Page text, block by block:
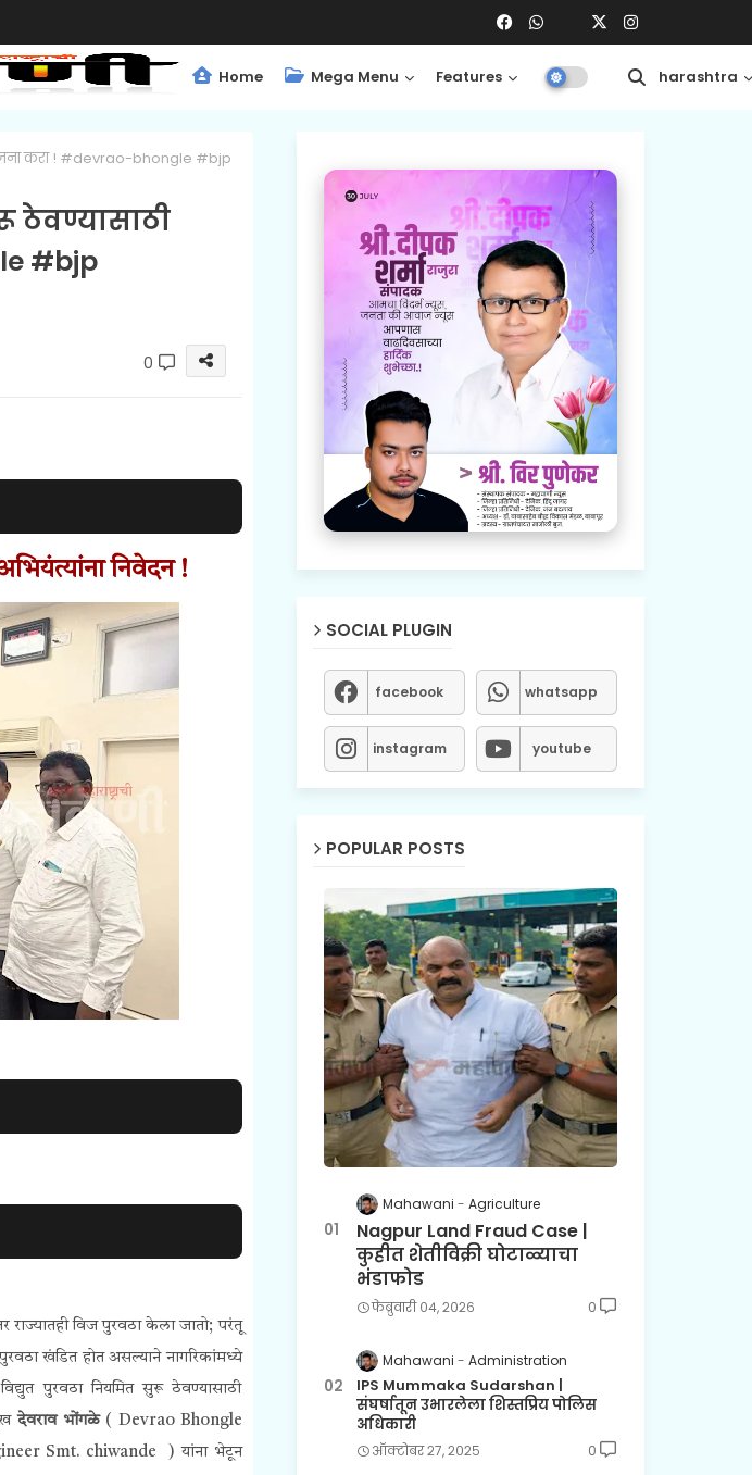
Home Mega Menu Features Central Maharashtra
करा ! #devrao-bhongle #bjp
ठेवण्यासाठी
#bjp
0
निवेदन !
राज्यातही विज पुरवठा केला जातो; परंतू
पुरवठा खंडित होत असल्याने नागरिकांमध्ये
पुरवठा नियमित सुरू ठेवण्यासाठी
देवराव भोंगळे( Devrao Bhongle
Smt. chiwande )यांना भेटून
SOCIAL PLUGIN
facebook whatsapp
instagram youtube
POPULAR POSTS
Mahawani Agriculture
Nagpur Land Fraud Case |
कुहीत शेतीविक्री घोटाळ्याचा
भंडाफोड
फेब्रुवारी ०४, २०२६ 0
Mahawani Administration
IPS Mummaka Sudarshan |
संघर्षातून उभारलेला शिस्तप्रिय पोलिस
अधिकारी
ऑक्टोबर २७, २०२५ 0